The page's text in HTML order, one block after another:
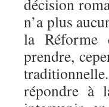
décision
n’a plus
la Réforme
prendre,
répondre à